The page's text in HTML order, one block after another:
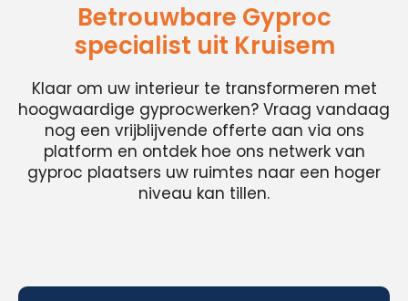
Betrouwbare Gyproc
specialist uit Kruisem
Klaar om uw interieur te transformeren met
hoogwaardige gyprocwerken? Vraag vandaag
nog een vrijblijvende offerte aan via ons
platform en ontdek hoe ons netwerk van
gyproc plaatsers uw ruimtes naar een hoger
niveau kan tillen.